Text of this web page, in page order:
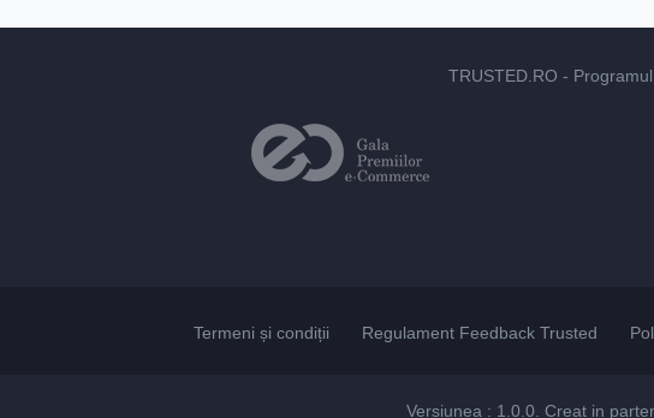
TRUSTED.RO -
Termeni și condiții Regulament Feedback Trusted
Versiunea : 1.0.0. Creat in